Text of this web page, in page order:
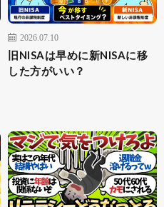
2026.07.10
旧NISAは早めに新NISAに移
した方がいい？